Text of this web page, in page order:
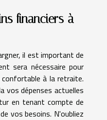
financiers à
il est important de
sera nécessaire pour
à la retraite.
vos dépenses actuelles
en tenant compte de
vos besoins. N'oubliez